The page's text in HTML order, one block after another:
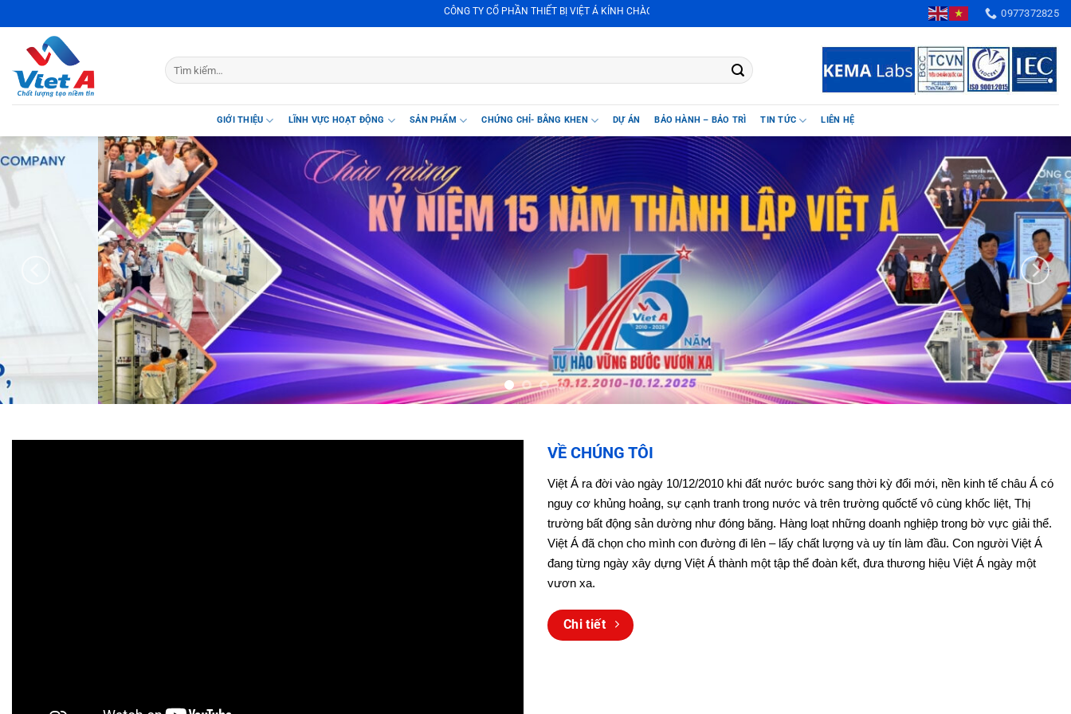
to
content
CÔNG TY CỔ PHẦN THIẾT BỊ VIỆT Á KÍNH CHÀO QUÝ KHÁCH ! ● Địa chỉ : Lô TTCN1-KCN Phú Nghĩa, Xã Phú Nghĩa, Huyện Chương Mỹ, TP. Hà Nội, Việt Nam 0977372825
GIỚI THIỆU LĨNH VỰC HOẠT ĐỘNG SẢN PHẨM CHỨNG CHỈ- BẰNG KHEN DỰ ÁN BẢO HÀNH – BẢO TRÌ TIN TỨC LIÊN HỆ
VỀ CHÚNG TÔI
Việt Á ra đời vào ngày 10/12/2010 khi đất nước bước sang thời kỳ đổi mới, nền kinh tế châu Á có
nguy cơ khủng hoảng, sự cạnh tranh trong nước và trên trường quốctế vô cùng khốc liệt, Thị
trường bất động sản dường như đóng băng. Hàng loạt những doanh nghiệp trong bờ vực giải thể.
Việt Á đã chọn cho mình con đường đi lên – lấy chất lượng và uy tín làm đầu. Con người Việt Á
đang từng ngày xây dựng Việt Á thành một tập thể đoàn kết, đưa thương hiệu Việt Á ngày một
vươn xa.
Chi tiết